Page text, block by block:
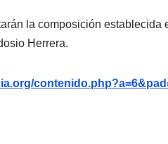
la composición establecida
Herrera.